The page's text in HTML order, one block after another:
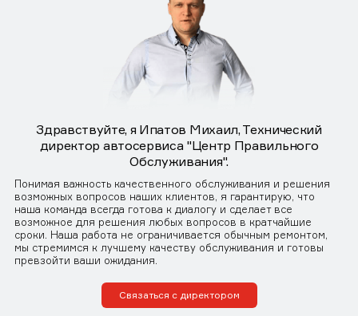
Здравствуйте, я Ипатов Михаил, Технический
директор автосервиса "Центр Правильного
Обслуживания".
Понимая важность качественного обслуживания и решения
возможных вопросов наших клиентов, я гарантирую, что
наша команда всегда готова к диалогу и сделает все
возможное для решения любых вопросов в кратчайшие
сроки. Наша работа не ограничивается обычным ремонтом,
мы стремимся к лучшему качеству обслуживания и готовы
превзойти ваши ожидания.
Связаться с директором